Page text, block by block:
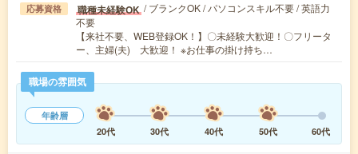
応募資格 職種未経験OK / ブランクOK / パソコンスキル不要 / 英語力
不要
【来社不要、WEB登録OK！】〇未経験大歓迎！〇フリータ
ー、主婦(夫) 大歓迎！ ※お仕事の掛け持ち…
職場の雰囲気
年齢層
20代
30代 40代 50代 60代